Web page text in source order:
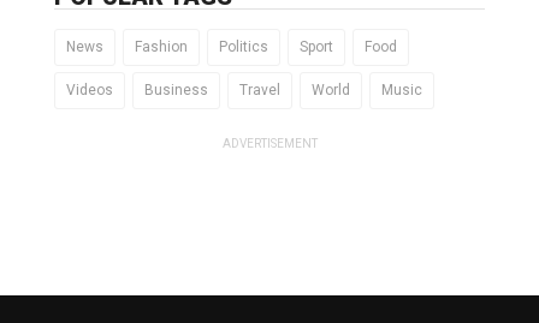
News Fashion Politics Sport Food
Videos Business Travel World Music
ADVERTISEMENT